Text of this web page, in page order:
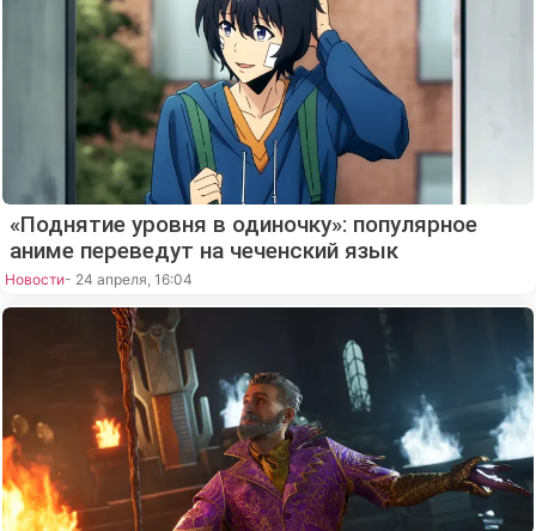
«Поднятие уровня в одиночку»: популярное
аниме переведут на чеченский язык
Новости- 24 апреля, 16:04